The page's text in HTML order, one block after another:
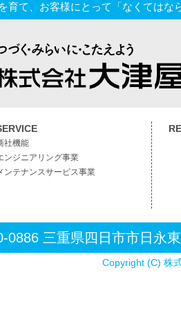
育て、お客様にとって「なくては
社機能
ンジニアリング事業
ンテナンスサービス事業
三重県四日市市日永
Copyright (C) 株